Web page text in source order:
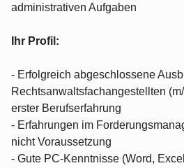
administrativen Aufgaben
Ihr Profil:
- Erfolgreich abgeschlossene
Rechtsanwaltsfachangestellten
erster Berufserfahrung
- Erfahrungen im
nicht Voraussetzung
- Gute PC-Kenntnisse (Word,